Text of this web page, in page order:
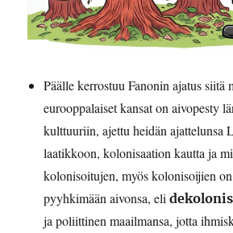
Päälle kerrostuu Fanonin ajatus siitä
eurooppalaiset kansat on aivopesty
kulttuuriin, ajettu heidän ajattelunsa
laatikkoon, kolonisaation kautta ja
kolonisoitujen, myös kolonisoijien
pyyhkimään aivonsa, eli
ja poliittinen maailmansa, jotta